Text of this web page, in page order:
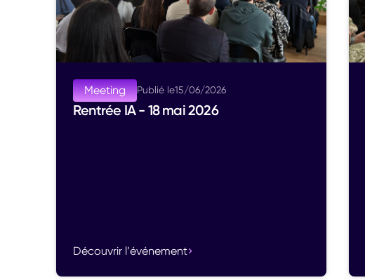
Meeting Publié le15/06/2026
Rentrée IA - 18 mai 2026
Découvrir l’événement